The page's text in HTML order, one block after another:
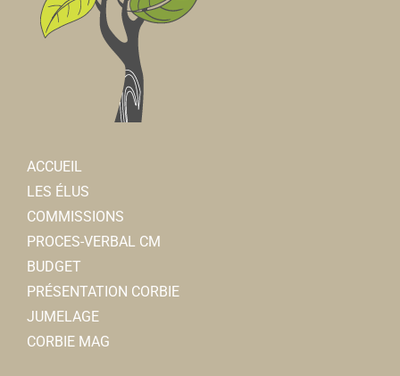
ACCUEIL
LES ÉLUS
COMMISSIONS
PROCES-VERBAL CM
BUDGET
PRÉSENTATION CORBIE
JUMELAGE
CORBIE MAG